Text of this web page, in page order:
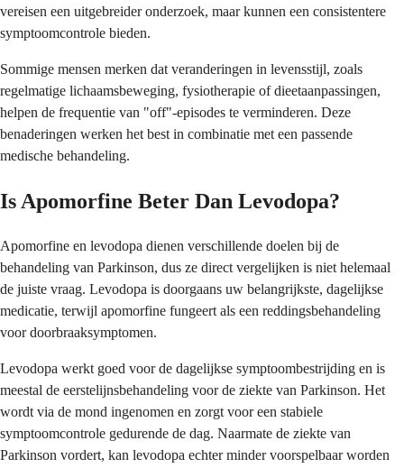
vereisen een uitgebreider onderzoek, maar kunnen een consistentere
symptoomcontrole bieden.
Sommige mensen merken dat veranderingen in levensstijl, zoals
regelmatige lichaamsbeweging, fysiotherapie of dieetaanpassingen,
helpen de frequentie van "off"-episodes te verminderen. Deze
benaderingen werken het best in combinatie met een passende
medische behandeling.
Is Apomorfine Beter Dan Levodopa?
Apomorfine en levodopa dienen verschillende doelen bij de
behandeling van Parkinson, dus ze direct vergelijken is niet helemaal
de juiste vraag. Levodopa is doorgaans uw belangrijkste, dagelijkse
medicatie, terwijl apomorfine fungeert als een reddingsbehandeling
voor doorbraaksymptomen.
Levodopa werkt goed voor de dagelijkse symptoombestrijding en is
meestal de eerstelijnsbehandeling voor de ziekte van Parkinson. Het
wordt via de mond ingenomen en zorgt voor een stabiele
symptoomcontrole gedurende de dag. Naarmate de ziekte van
Parkinson vordert, kan levodopa echter minder voorspelbaar worden